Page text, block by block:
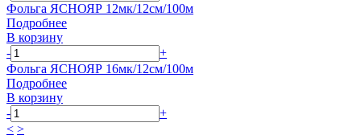
Фольга ЯСНОЯР 12мк/12см/100м
Подробнее
В корзину
-
+
Фольга ЯСНОЯР 16мк/12см/100м
Подробнее
В корзину
-
+
< >